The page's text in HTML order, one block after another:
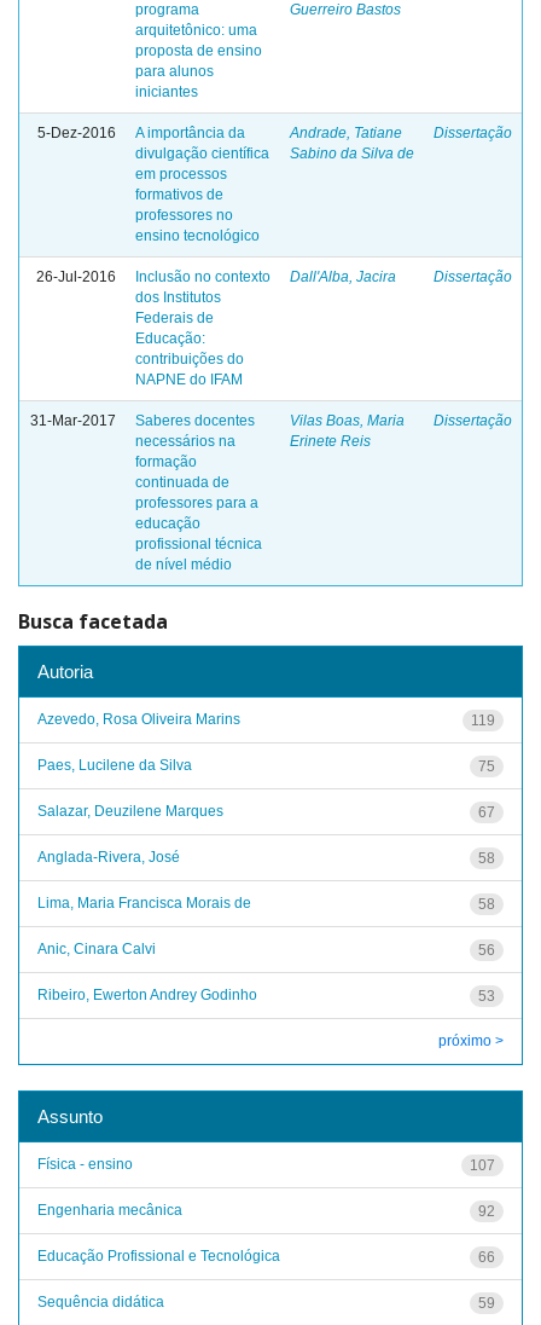
programa
arquitetônico: uma
proposta de ensino
para alunos
iniciantes
Guerreiro Bastos
5-Dez-2016
A importância da
divulgação científica
em processos
formativos de
professores no
ensino tecnológico
Andrade, Tatiane
Sabino da Silva de
Dissertação
26-Jul-2016
Inclusão no contexto
dos Institutos
Federais de
Educação:
contribuições do
NAPNE do IFAM
Dall'Alba, Jacira Dissertação
31-Mar-2017
Saberes docentes
necessários na
formação
continuada de
professores para a
educação
profissional técnica
de nível médio
Vilas Boas, Maria
Erinete Reis
Dissertação
Busca facetada
Autoria
119
Azevedo, Rosa Oliveira Marins
75
Paes, Lucilene da Silva
67
Salazar, Deuzilene Marques
58
Anglada-Rivera, José
58
Lima, Maria Francisca Morais de
56
Anic, Cinara Calvi
53
Ribeiro, Ewerton Andrey Godinho
próximo >
Assunto
107
Física - ensino
92
Engenharia mecânica
66
Educação Profissional e Tecnológica
59
Sequência didática